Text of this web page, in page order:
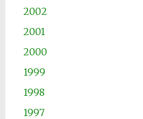
2002
2001
2000
1999
1998
1997